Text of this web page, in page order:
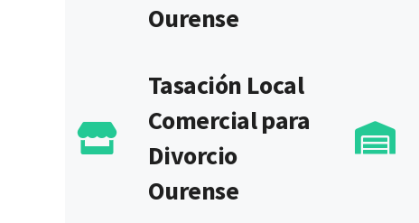
Ourense
Tasación Local
Comercial para
Divorcio
Ourense